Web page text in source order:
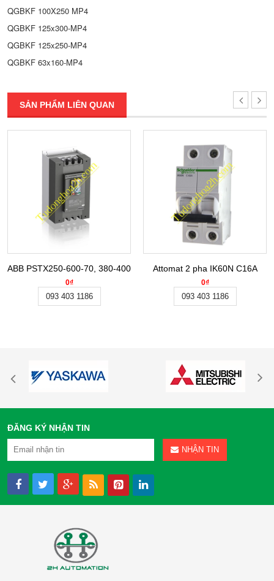
QGBKF 100X250 MP4
QGBKF 125x300-MP4
QGBKF 125x250-MP4
QGBKF 63x160-MP4
SẢN PHẨM LIÊN QUAN
ABB PSTX250-600-70, 380-400VAC 132KW
0₫
093 403 1186
Attomat 2 pha IK60N C16A
0₫
093 403 1186
ĐĂNG KÝ NHẬN TIN
NHẬN TIN